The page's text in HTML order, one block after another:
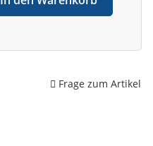
Frage zum Artikel